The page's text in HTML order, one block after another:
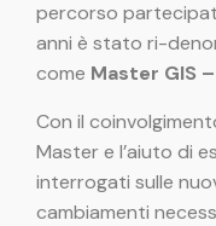
percorso
anni è stato ri-
come Master GIS
Con il
Master e l’aiuto di
interrogati sulle
cambiamenti